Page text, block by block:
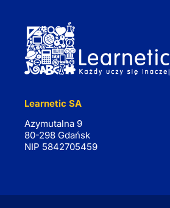
Learnetic SA
Azymutalna 9
80-298 Gdańsk
NIP 5842705459